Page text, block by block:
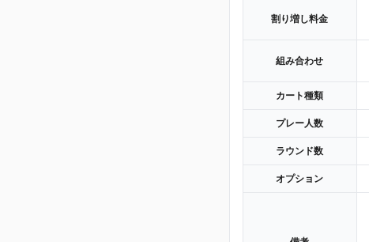
割り増し料金
組み合わせ
カート種類
プレー人数
ラウンド数
オプション